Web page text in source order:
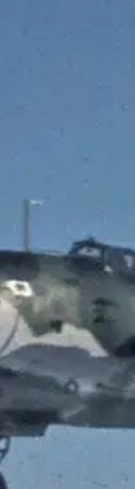
Postin